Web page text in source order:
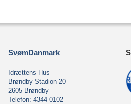
SvømDanmark
Idrættens Hus
Brøndby Stadion 20
2605 Brøndby
Telefon: 4344 0102